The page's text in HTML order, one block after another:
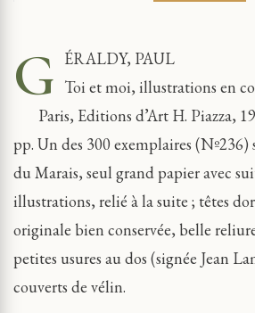
G ÉRALDY, PAUL
Toi et moi, illustrations en
Paris, Editions d’Art H. Piazza,
pp. Un des 300 exemplaires
du Marais, seul grand papier avec
illustrations, relié à la suite ; têtes
originale bien conservée, belle
petites usures au dos (signée Jean
couverts de vélin.